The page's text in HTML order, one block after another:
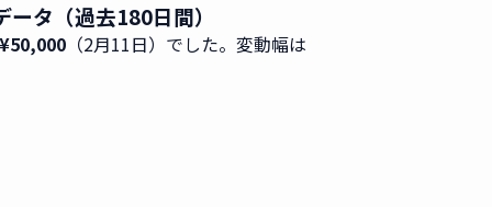
タ（過去180日間）
（2月11日）でした。変動幅は